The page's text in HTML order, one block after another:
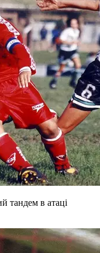
тандем в атаці